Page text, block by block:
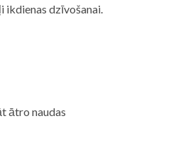
ikdienas dzīvošanai.
ātro naudas